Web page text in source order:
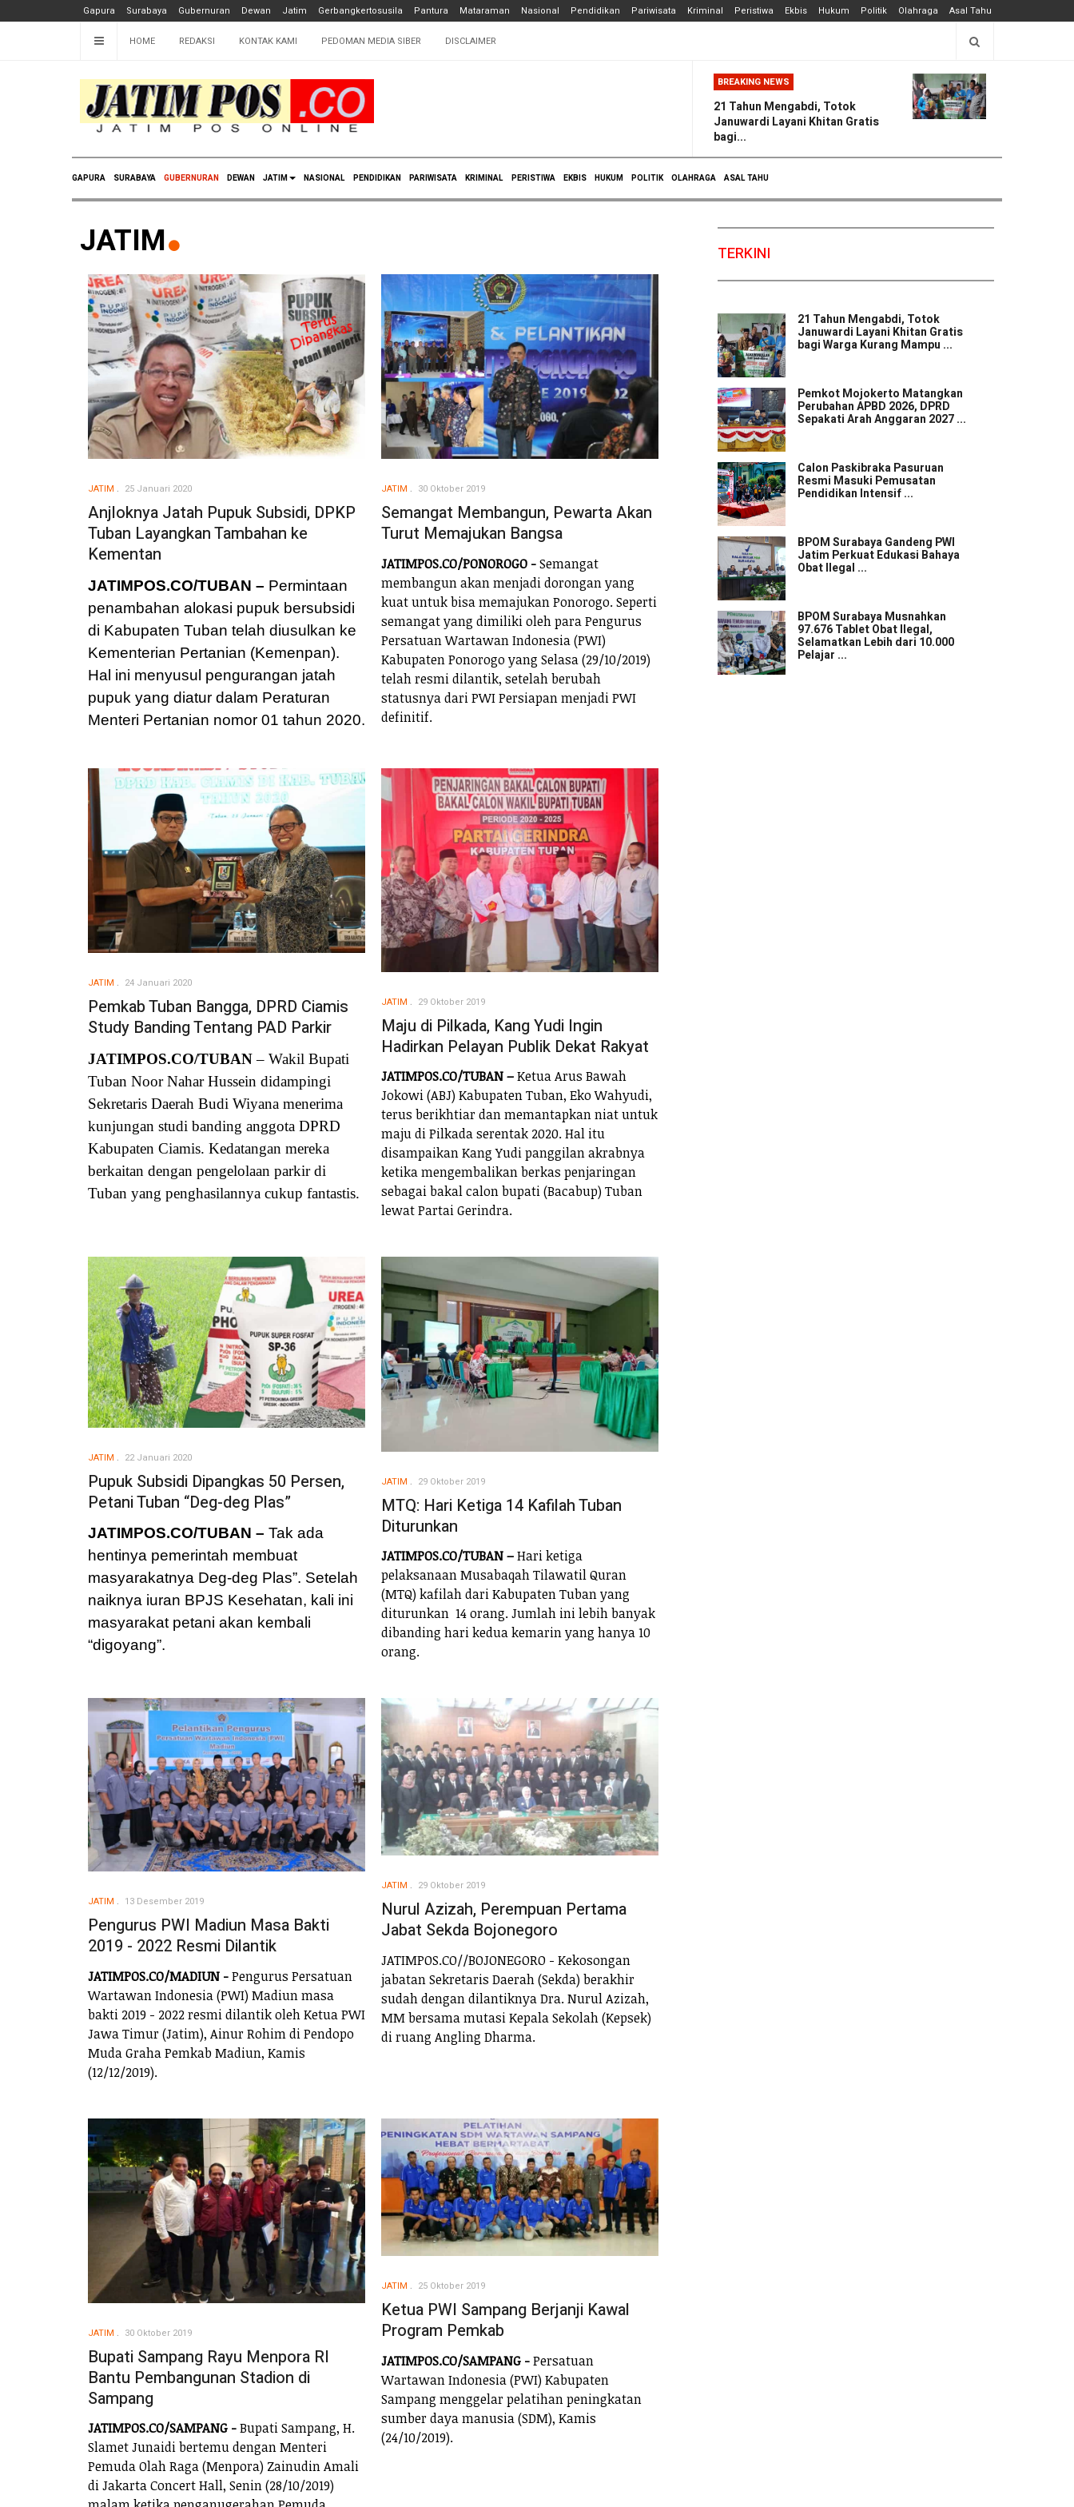
Gapura Surabaya Gubernuran Dewan Jatim Gerbangkertosusila Pantura Mataraman Nasional Pendidikan Pariwisata Kriminal Peristiwa Ekbis Hukum Politik Olahraga Asal Tahu
HOME REDAKSI KONTAK KAMI PEDOMAN MEDIA SIBER DISCLAIMER
BREAKING NEWS
21 Tahun Mengabdi, Totok
Januwardi Layani Khitan Gratis
bagi...
GAPURA SURABAYA GUBERNURAN DEWAN JATIM NASIONAL PENDIDIKAN PARIWISATA KRIMINAL PERISTIWA EKBIS HUKUM POLITIK OLAHRAGA ASAL TAHU
JATIM
JATIM 25 Januari 2020
Anjloknya Jatah Pupuk Subsidi, DPKP
Tuban Layangkan Tambahan ke
Kementan
JATIMPOS.CO/TUBAN – Permintaan
penambahan alokasi pupuk bersubsidi
di Kabupaten Tuban telah diusulkan ke
Kementerian Pertanian (Kemenpan).
Hal ini menyusul pengurangan jatah
pupuk yang diatur dalam Peraturan
Menteri Pertanian nomor 01 tahun 2020.
JATIM 30 Oktober 2019
Semangat Membangun, Pewarta Akan
Turut Memajukan Bangsa
JATIMPOS.CO/PONOROGO -Semangat
membangun akan menjadi dorongan yang
kuat untuk bisa memajukan Ponorogo. Seperti
semangat yang dimiliki oleh para Pengurus
Persatuan Wartawan Indonesia (PWI)
Kabupaten Ponorogo yang Selasa (29/10/2019)
telah resmi dilantik, setelah berubah
statusnya dari PWI Persiapan menjadi PWI
definitif.
JATIM 24 Januari 2020
Pemkab Tuban Bangga, DPRD Ciamis
Study Banding Tentang PAD Parkir
JATIMPOS.CO/TUBAN– Wakil Bupati
Tuban Noor Nahar Hussein didampingi
Sekretaris Daerah Budi Wiyana menerima
kunjungan studi banding anggota DPRD
Kabupaten Ciamis. Kedatangan mereka
berkaitan dengan pengelolaan parkir di
Tuban yang penghasilannya cukup fantastis.
JATIM 29 Oktober 2019
Maju di Pilkada, Kang Yudi Ingin
Hadirkan Pelayan Publik Dekat Rakyat
JATIMPOS.CO/TUBAN –Ketua Arus Bawah
Jokowi (ABJ) Kabupaten Tuban, Eko Wahyudi,
terus berikhtiar dan memantapkan niat untuk
maju di Pilkada serentak 2020. Hal itu
disampaikan Kang Yudi panggilan akrabnya
ketika mengembalikan berkas penjaringan
sebagai bakal calon bupati (Bacabup) Tuban
lewat Partai Gerindra.
JATIM 22 Januari 2020
Pupuk Subsidi Dipangkas 50 Persen,
Petani Tuban “Deg-deg Plas”
JATIMPOS.CO/TUBAN – Tak ada
hentinya pemerintah membuat
masyarakatnya Deg-deg Plas”. Setelah
naiknya iuran BPJS Kesehatan, kali ini
masyarakat petani akan kembali
“digoyang”.
JATIM 29 Oktober 2019
MTQ: Hari Ketiga 14 Kafilah Tuban
Diturunkan
JATIMPOS.CO/TUBAN –Hari ketiga
pelaksanaan Musabaqah Tilawatil Quran
(MTQ) kafilah dari Kabupaten Tuban yang
diturunkan 14 orang. Jumlah ini lebih banyak
dibanding hari kedua kemarin yang hanya 10
orang.
JATIM 13 Desember 2019
Pengurus PWI Madiun Masa Bakti
2019 - 2022 Resmi Dilantik
JATIMPOS.CO/MADIUN -Pengurus Persatuan
Wartawan Indonesia (PWI) Madiun masa
bakti 2019 - 2022 resmi dilantik oleh Ketua PWI
Jawa Timur (Jatim), Ainur Rohim di Pendopo
Muda Graha Pemkab Madiun, Kamis
(12/12/2019).
JATIM 29 Oktober 2019
Nurul Azizah, Perempuan Pertama
Jabat Sekda Bojonegoro
JATIMPOS.CO//BOJONEGORO - Kekosongan
jabatan Sekretaris Daerah (Sekda) berakhir
sudah dengan dilantiknya Dra. Nurul Azizah,
MM bersama mutasi Kepala Sekolah (Kepsek)
di ruang Angling Dharma.
JATIM 30 Oktober 2019
Bupati Sampang Rayu Menpora RI
Bantu Pembangunan Stadion di
Sampang
JATIMPOS.CO/SAMPANG -Bupati Sampang, H.
Slamet Junaidi bertemu dengan Menteri
Pemuda Olah Raga (Menpora) Zainudin Amali
di Jakarta Concert Hall, Senin (28/10/2019)
JATIM 25 Oktober 2019
Ketua PWI Sampang Berjanji Kawal
Program Pemkab
JATIMPOS.CO/SAMPANG -Persatuan
Wartawan Indonesia (PWI) Kabupaten
Sampang menggelar pelatihan peningkatan
sumber daya manusia (SDM), Kamis
(24/10/2019).
TERKINI
21 Tahun Mengabdi, Totok
Januwardi Layani Khitan Gratis
bagi Warga Kurang Mampu ...
Pemkot Mojokerto Matangkan
Perubahan APBD 2026, DPRD
Sepakati Arah Anggaran 2027 ...
Calon Paskibraka Pasuruan
Resmi Masuki Pemusatan
Pendidikan Intensif ...
BPOM Surabaya Gandeng PWI
Jatim Perkuat Edukasi Bahaya
Obat Ilegal ...
BPOM Surabaya Musnahkan
97.676 Tablet Obat Ilegal,
Selamatkan Lebih dari 10.000
Pelajar ...